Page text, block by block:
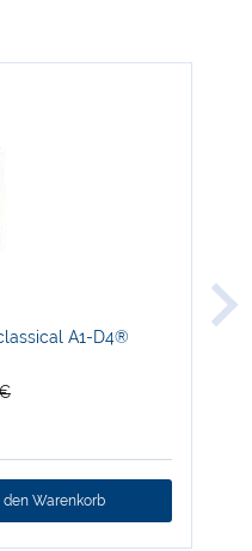
A1-D4®
den Warenkorb